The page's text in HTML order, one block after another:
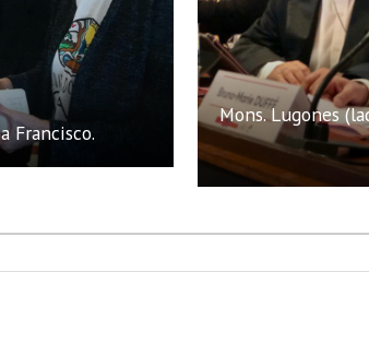
Francisco.
Mons. Lugones